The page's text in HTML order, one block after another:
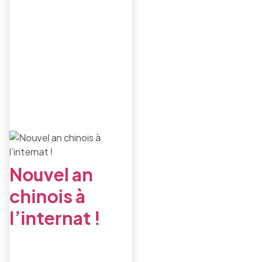
Nouvel an
chinois à
l’internat !